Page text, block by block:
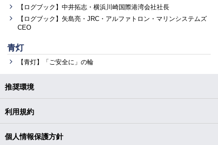
【ログブック】中井拓志・横浜川崎国際港湾会社社長
【ログブック】矢島亮・JRC・アルファトロン・マリンシステムズ
CEO
青灯
【青灯】「ご安全に」の輪
推奨環境
利用規約
個人情報保護方針